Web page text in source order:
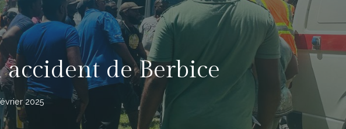
de Berbice
2025